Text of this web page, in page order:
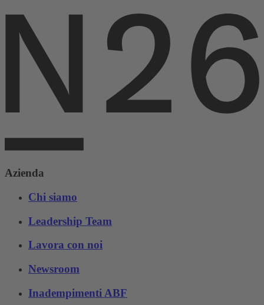
Azienda
Chi siamo
Leadership Team
Lavora con noi
Newsroom
Inadempimenti ABF